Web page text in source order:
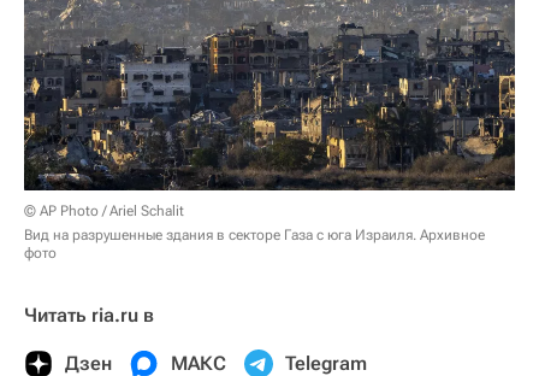
© AP Photo / Ariel Schalit
Вид на разрушенные здания в секторе Газа с юга Израиля. Архивное
фото
Читать ria.ru в
Дзен МАКС Telegram